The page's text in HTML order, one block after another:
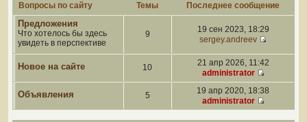
Вопросы по сайту Темы Последнее сообщение
Предложения
Что хотелось бы здесь
увидеть в перспективе
9
19 сен 2023, 18:29
sergey.andreev
Новое на сайте 10
21 апр 2026, 11:42
administrator
Объявления 5
19 апр 2020, 18:38
administrator